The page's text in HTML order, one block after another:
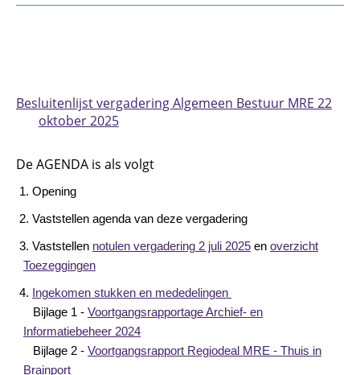
Besluitenlijst vergadering Algemeen Bestuur MRE 22
oktober 2025
De AGENDA is als volgt
1. Opening
2. Vaststellen agenda van deze vergadering
3. Vaststellen notulen vergadering 2 juli 2025 en overzicht
Toezeggingen
4. Ingekomen stukken en mededelingen
Bijlage 1 - Voortgangsrapportage Archief- en
Informatiebeheer 2024
Bijlage 2 - Voortgangsrapport Regiodeal MRE - Thuis in
Brainport